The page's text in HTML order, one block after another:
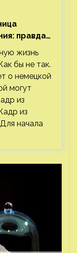
правда
жизнь
бы не так.
о немецкой
могут
из
из
начала